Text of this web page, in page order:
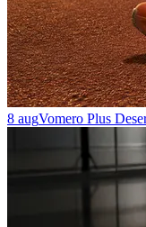
8 augVomero Plus